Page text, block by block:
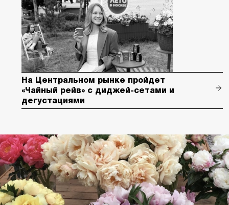
На Центральном рынке пройдет
«Чайный рейв» с диджей-сетами и
дегустациями